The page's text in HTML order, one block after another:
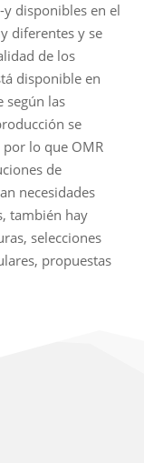
disponibles en el
diferentes y se
de los
disponible en
según las
se
lo que OMR
de
necesidades
también hay
selecciones
propuestas